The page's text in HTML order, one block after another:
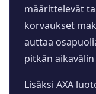
määrittelevät
korvaukset
auttaa
pitkän
Lisäksi AXA